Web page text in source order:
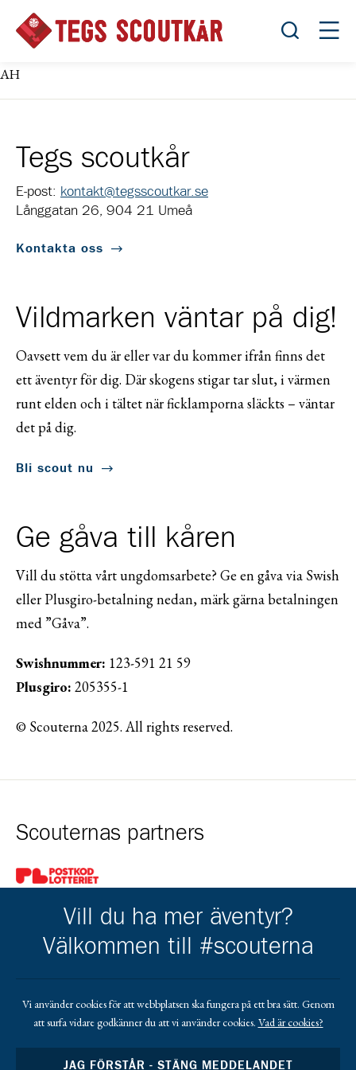
Öppna
AH
Tegs scoutkår
E-post: kontakt@tegsscoutkar.se
Långgatan 26, 904 21 Umeå
Kontakta oss
Vildmarken väntar på dig!
Oavsett vem du är eller var du kommer ifrån finns det
ett äventyr för dig. Där skogens stigar tar slut, i värmen
runt elden och i tältet när ficklamporna släckts – väntar
det på dig.
Bli scout nu
Ge gåva till kåren
Vill du stötta vårt ungdomsarbete? Ge en gåva via Swish
eller Plusgiro-betalning nedan, märk gärna betalningen
med ”Gåva”.
Swishnummer: 123-591 21 59
Plusgiro: 205355-1
© Scouterna 2025. All rights reserved.
Scouternas partners
Gå till pl_50
Gå till https://www.mera.se/Gå till https://www.lansforsakringar.se/
Gå till https://
Vill du ha mer äventyr?
Välkommen till #scouterna
Vi använder cookies för att webbplatsen ska fungera på ett bra sätt. Genom
att surfa vidare godkänner du att vi använder cookies. Vad är cookies?
JAG FÖRSTÅR - STÄNG MEDDELANDET